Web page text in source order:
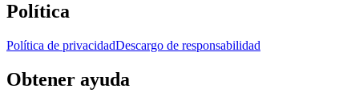
Política
Política de privacidadDescargo de responsabilidad
Obtener ayuda